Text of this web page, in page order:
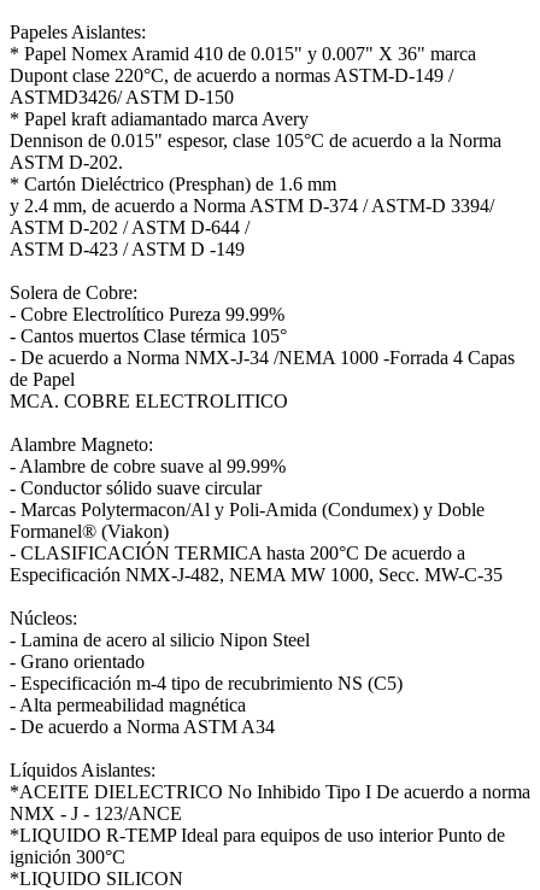
Papeles Aislantes:
* Papel Nomex Aramid 410 de 0.015" y 0.007" X 36" marca
Dupont clase 220°C, de acuerdo a normas ASTM-D-149 /
ASTMD3426/ ASTM D-150
* Papel kraft adiamantado marca Avery
Dennison de 0.015" espesor, clase 105°C de acuerdo a la Norma
ASTM D-202.
* Cartón Dieléctrico (Presphan) de 1.6 mm
y 2.4 mm, de acuerdo a Norma ASTM D-374 / ASTM-D 3394/
ASTM D-202 / ASTM D-644 /
ASTM D-423 / ASTM D -149
Solera de Cobre:
- Cobre Electrolítico Pureza 99.99%
- Cantos muertos Clase térmica 105°
- De acuerdo a Norma NMX-J-34 /NEMA 1000 -Forrada 4 Capas
de Papel
MCA. COBRE ELECTROLITICO
Alambre Magneto:
- Alambre de cobre suave al 99.99%
- Conductor sólido suave circular
- Marcas Polytermacon/Al y Poli-Amida (Condumex) y Doble
Formanel® (Viakon)
- CLASIFICACIÓN TERMICA hasta 200°C De acuerdo a
Especificación NMX-J-482, NEMA MW 1000, Secc. MW-C-35
Núcleos:
- Lamina de acero al silicio Nipon Steel
- Grano orientado
- Especificación m-4 tipo de recubrimiento NS (C5)
- Alta permeabilidad magnética
- De acuerdo a Norma ASTM A34
Líquidos Aislantes:
*ACEITE DIELECTRICO No Inhibido Tipo I De acuerdo a norma
NMX - J - 123/ANCE
*LIQUIDO R-TEMP Ideal para equipos de uso interior Punto de
ignición 300°C
*LIQUIDO SILICON